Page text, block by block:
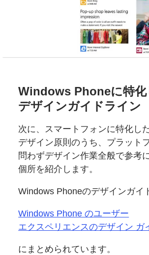
Windows Phoneに特
デザインガイドライン
次に、 スマートフォンに特化し
デザイン原則のうち、 プラット
問わずデザイン作業全般で参考
個所を紹介します。
Windows Phoneのデザインガイ
Windows Phone のユーザー
エクスペリエンスのデザイン ガ
にまとめられています。